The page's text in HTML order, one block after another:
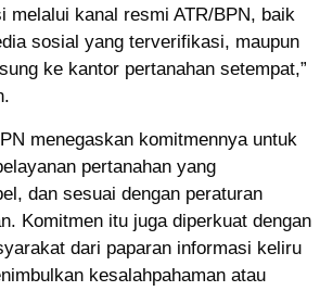
melalui kanal resmi ATR/BPN, baik
sosial yang terverifikasi, maupun
ke kantor pertanahan setempat,”
menegaskan komitmennya untuk
pertanahan yang
dan sesuai dengan peraturan
Komitmen itu juga diperkuat dengan
dari paparan informasi keliru
kesalahpahaman atau